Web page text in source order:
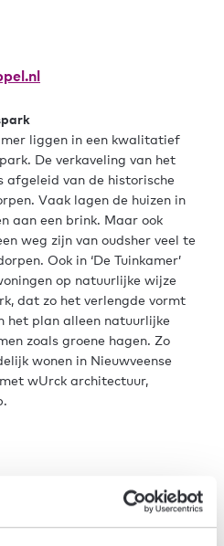
liggen in een kwalitatief
De verkaveling van het
afgeleid van de historische
Vaak lagen de huizen in
aan een brink. Maar ook
weg zijn van oudsher veel te
Ook in ‘De Tuinkamer’
op natuurlijke wijze
dat zo het verlengde vormt
het plan alleen natuurlijke
zoals groene hagen. Zo
wonen in Nieuwveense
wUrck architectuur,
is gestart. Na de